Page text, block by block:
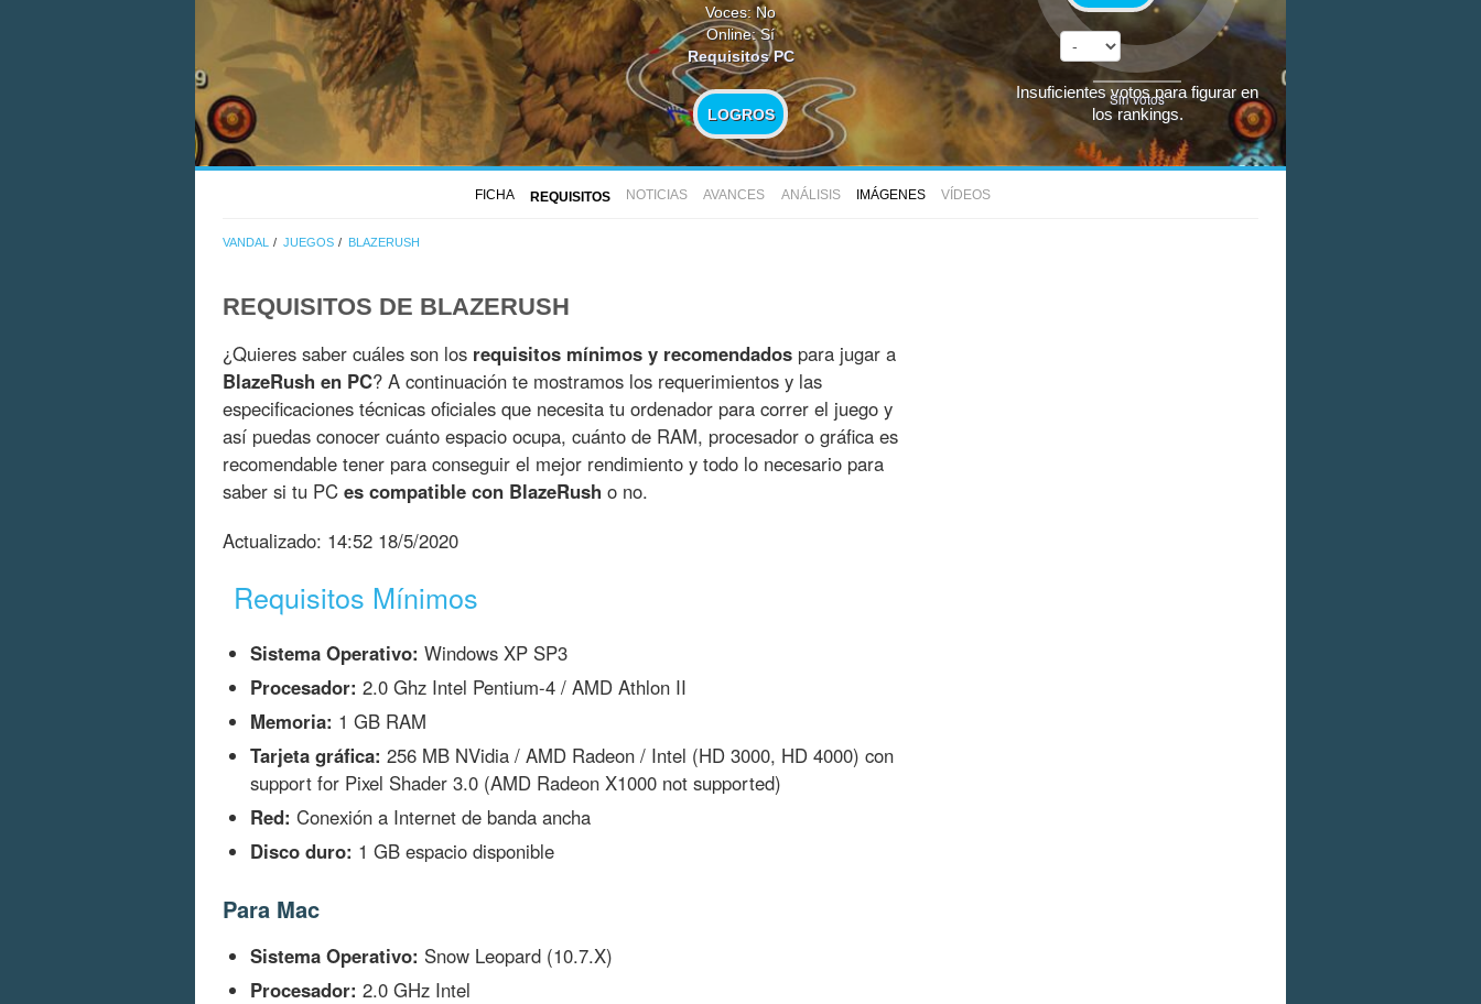
Voces: No
Online: Sí
Requisitos PC
LOGROS
Sin votos
Insuficientes votos para figurar en
los rankings.
FICHA REQUISITOS NOTICIAS AVANCES ANÁLISIS IMÁGENES VÍDEOS
VANDAL JUEGOS BLAZERUSH
REQUISITOS DE BLAZERUSH
¿Quieres saber cuáles son los requisitos mínimos y recomendados para jugar a
BlazeRush en PC? A continuación te mostramos los requerimientos y las
especificaciones técnicas oficiales que necesita tu ordenador para correr el juego y
así puedas conocer cuánto espacio ocupa, cuánto de RAM, procesador o gráfica es
recomendable tener para conseguir el mejor rendimiento y todo lo necesario para
saber si tu PC es compatible con BlazeRush o no.
Actualizado: 14:52 18/5/2020
Requisitos Mínimos
Sistema Operativo: Windows XP SP3
Procesador: 2.0 Ghz Intel Pentium-4 / AMD Athlon II
Memoria: 1 GB RAM
Tarjeta gráfica: 256 MB NVidia / AMD Radeon / Intel (HD 3000, HD 4000) con
support for Pixel Shader 3.0 (AMD Radeon X1000 not supported)
Red: Conexión a Internet de banda ancha
Disco duro: 1 GB espacio disponible
Para Mac
Sistema Operativo: Snow Leopard (10.7.X)
Procesador: 2.0 GHz Intel